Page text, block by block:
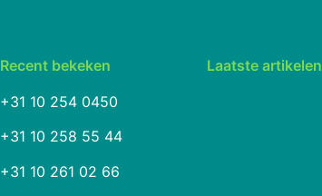
Recent bekeken
+31 10 254 0450
+31 10 258 55 44
+31 10 261 02 66
Laatste artikelen